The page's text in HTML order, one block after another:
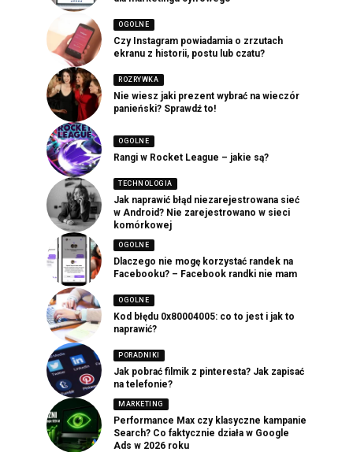
OGOLNE
Czy Instagram powiadamia o zrzutach
ekranu z historii, postu lub czatu?
ROZRYWKA
Nie wiesz jaki prezent wybrać na wieczór
panieński? Sprawdź to!
OGOLNE
Rangi w Rocket League – jakie są?
TECHNOLOGIA
Jak naprawić błąd niezarejestrowana sieć
w Android? Nie zarejestrowano w sieci
komórkowej
OGOLNE
Dlaczego nie mogę korzystać randek na
Facebooku? – Facebook randki nie mam
OGOLNE
Kod błędu 0x80004005: co to jest i jak to
naprawić?
PORADNIKI
Jak pobrać filmik z pinteresta? Jak zapisać
na telefonie?
MARKETING
Performance Max czy klasyczne kampanie
Search? Co faktycznie działa w Google
Ads w 2026 roku